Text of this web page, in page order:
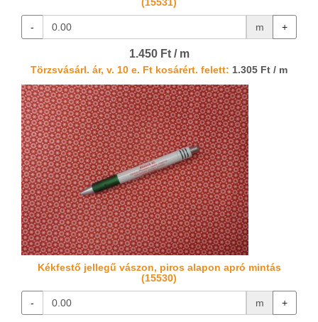
(15531)
- m +
1.450 Ft / m
Törzsvásárl. ár, v. 10 e. Ft kosárért. felett: 1.305 Ft / m
Kékfestő jellegű vászon, piros alapon apró mintás
(15530)
- m +